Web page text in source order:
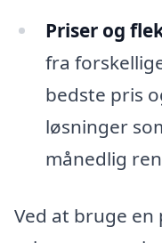
Priser og
fra
bedste pris
løsninger
månedlig
Ved at bruge